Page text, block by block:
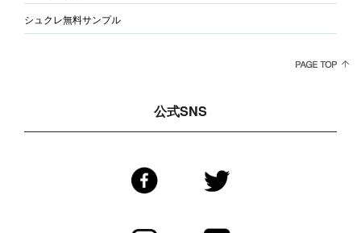
シュクレ無料サンプル
公式SNS